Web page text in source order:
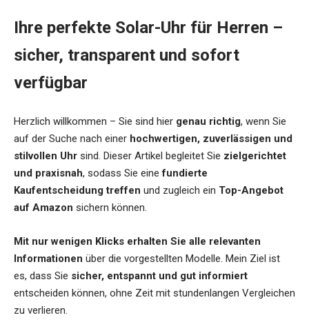
Ihre perfekte Solar-Uhr für Herren –
sicher, transparent und sofort
verfügbar
Herzlich willkommen – Sie sind hier genau richtig, wenn Sie
auf der Suche nach einer hochwertigen, zuverlässigen und
stilvollen Uhr sind. Dieser Artikel begleitet Sie zielgerichtet
und praxisnah, sodass Sie einefundierte
Kaufentscheidung treffen und zugleich ein Top-Angebot
auf Amazon sichern können.
Mit nur wenigen Klicks erhalten Sie alle relevanten
Informationen über die vorgestellten Modelle. Mein Ziel ist
es, dass Sie sicher, entspannt und gut informiert
entscheiden können, ohne Zeit mit stundenlangen Vergleichen
zu verlieren.